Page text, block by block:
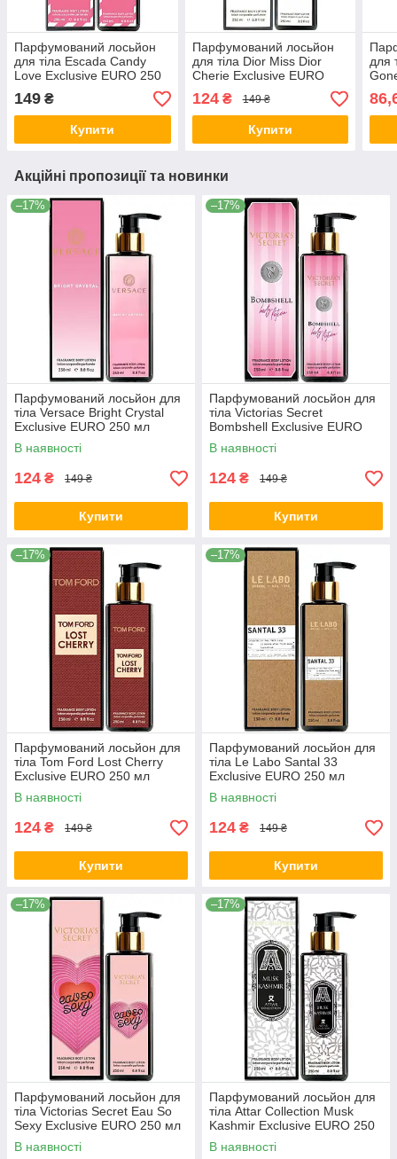
Парфумований лосьйон
для тіла Escada Candy
Love Exclusive EURO 250
мл
149 ₴
Купити
Парфумований лосьйон
для тіла Dior Miss Dior
Cherie Exclusive EURO
250 мл
124₴ 149 ₴
Купити
для
200
Акційні пропозиції та новинки
–17%
Парфумований лосьйон для
тіла Versace Bright Crystal
Exclusive EURO 250 мл
В наявності
124 ₴ 149 ₴
Купити
–17%
Парфумований лосьйон для
тіла Victorias Secret
Bombshell Exclusive EURO
250 мл
В наявності
124 ₴ 149 ₴
Купити
–17%
Парфумований лосьйон для
тіла Tom Ford Lost Cherry
Exclusive EURO 250 мл
В наявності
124 ₴ 149 ₴
Купити
–17%
Парфумований лосьйон для
тіла Le Labo Santal 33
Exclusive EURO 250 мл
В наявності
124 ₴ 149 ₴
Купити
–17%
Парфумований лосьйон для
тіла Victorias Secret Eau So
Sexy Exclusive EURO 250 мл
В наявності
–17%
Парфумований лосьйон для
тіла Attar Collection Musk
Kashmir Exclusive EURO 250
мл
В наявності